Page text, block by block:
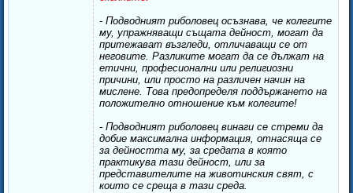
- Подводният риболовец осъзнава, че колегите
му, упражняващи същата дейност, могат да
притежават възгледи, отличаващи се от
неговите. Разликите могат да се дължат на
етични, професионални или религиозни
причини, или просто на различен начин на
мислене. Това предопределя поддържането на
положително отношение към колегите!
- Подводният риболовец винаги се стреми да
добие максимална информация, отнасяща се
за дейността му, за средата в която
практикува тази дейност, или за
представителите на животинския свят, с
които се среща в тази среда.